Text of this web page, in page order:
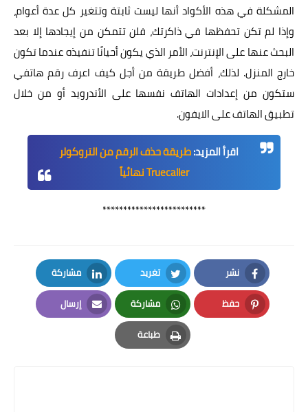
المشكلة في هذه الأكواد أنها ليست ثابتة وتتغير كل عدة أعوام،
وإذا لم تكن تحفظها في ذاكرتك، فلن تتمكن من إيجادها إلا بعد
البحث عنها على الإنترنت، الأمر الذي يكون أحيانًا تنفيذه عندما تكون
خارج المنزل. لذلك، أفضل طريقة من أجل كيف اعرف رقم هاتفي
ستكون من إعدادات الهاتف نفسها على الأندرويد أو من خلال
تطبيق الهاتف على الايفون.
اقرأ المزيد:طريقة حذف الرقم من التروكولر
Truecaller نهائياً
*************************
نشر
Facebook
تغريد
Twitter
مشاركة
LinkedIn
حفظ
Pinterest
مشاركة
Whatsapp
إرسال
Email
طباعة
Print